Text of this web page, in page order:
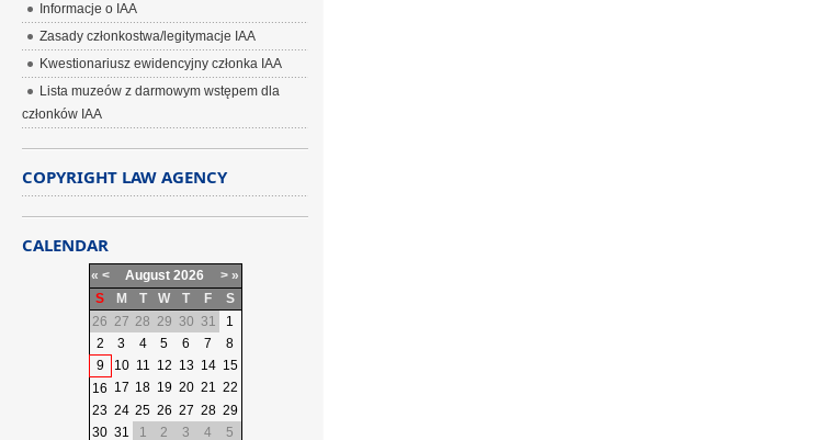
Informacje o IAA
Zasady członkostwa/legitymacje IAA
Kwestionariusz ewidencyjny członka IAA
Lista muzeów z darmowym wstępem dla
członków IAA
COPYRIGHT LAW AGENCY
CALENDAR
« < August 2026 > »
S
M T W T F
S
26 27 28 29 30 31
1
2
3 4 5 6 7
8
9
10 11 12 13 14 15
16 17 18 19 20 21 22
23 24 25 26 27 28 29
30 31 1 2 3 4 5